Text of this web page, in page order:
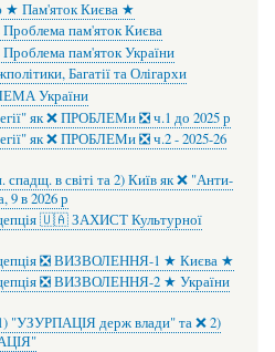
Пам'яток Києва ★
пам'яток Києва
пам'яток України
Багатії та Олігархи
України
як ❌ ПРОБЛЕМи ❎ ч.1 до 2025 р
як ❌ ПРОБЛЕМи ❎ ч.2 - 2025-26
в світі та 2) Київ як ❌ "Анти-
9 в 2026 р
🇺🇦 ЗАХИСТ Культурної
❎ ВИЗВОЛЕННЯ-1 ★ Києва ★
❎ ВИЗВОЛЕННЯ-2 ★ України
"УЗУРПАЦІЯ держ влади" та ❌ 2)